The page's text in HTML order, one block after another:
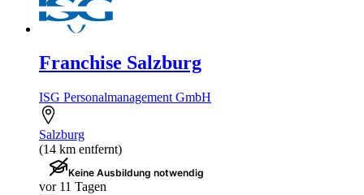
Franchise Salzburg
ISG Personalmanagement GmbH
Salzburg
(14 km entfernt)
Keine Ausbildung notwendig
vor 11 Tagen